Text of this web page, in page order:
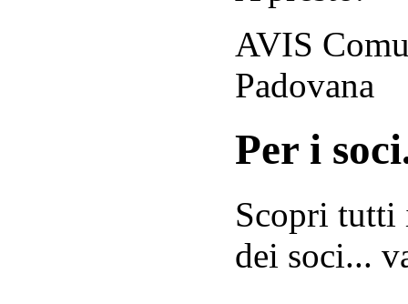
AVIS
Padovana
Per i
Scopri tutti
dei soci...